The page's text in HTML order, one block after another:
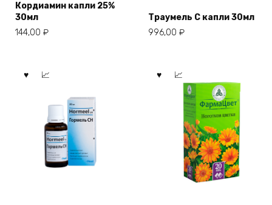
Кордиамин капли 25%
30мл
144,00 ₽
Траумель С капли 30мл
996,00 ₽